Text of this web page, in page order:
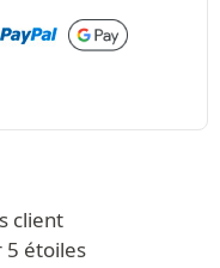
client
5 étoiles